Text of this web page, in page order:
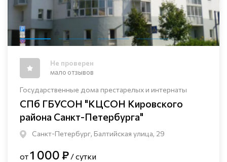
Государственные дома престарелых и интернаты
СПб ГБУСОН "КЦСОН Кировского
района Санкт-Петербурга"
Санкт-Петербург, Балтийская улица, 29
Не проверен
мало отзывов
от1 000 ₽ / сутки